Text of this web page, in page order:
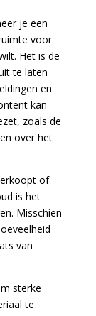
je een
voor
Het is de
te laten
en
kan
zoals de
over het
of
is het
Misschien
van
sterke
te